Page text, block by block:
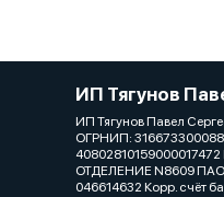
ИП Тягунов
ИП Тягунов Павел
ОГРНИП:
ОТДЕЛЕНИЕ N8609
046614632 Корр. счёт